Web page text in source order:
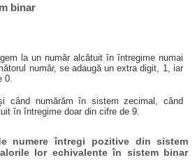
binar
la un număr alcătuit în întregime numai
număr, se adaugă un extra digit, 1, iar
0.
când numărăm în sistem zecimal, când
în întregime doar din cifre de 9.
numere întregi pozitive din sistem
lor echivalente în sistem binar